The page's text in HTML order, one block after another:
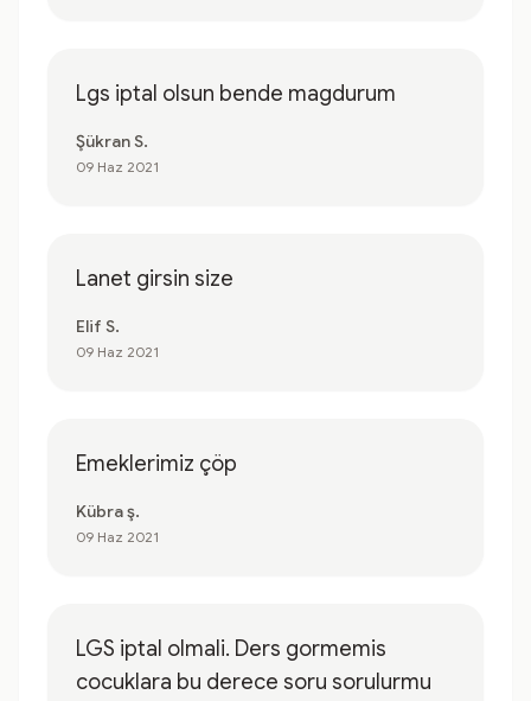
Lgs iptal olsun bende magdurum
Şükran S.
09 Haz 2021
Lanet girsin size
Elif S.
09 Haz 2021
Emeklerimiz çöp
Kübra ş.
09 Haz 2021
LGS iptal olmali. Ders gormemis
cocuklara bu derece soru sorulurmu